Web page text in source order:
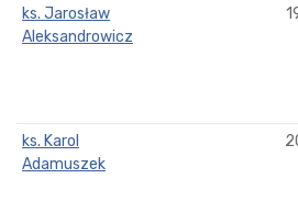
ks. Jarosław
Aleksandrowicz
ks. Karol
Adamuszek